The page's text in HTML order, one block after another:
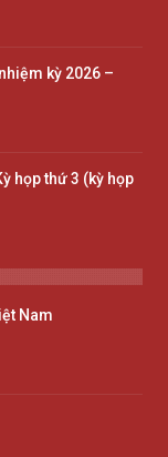
kỳ 2026 –
họp thứ 3 (kỳ họp
Nam